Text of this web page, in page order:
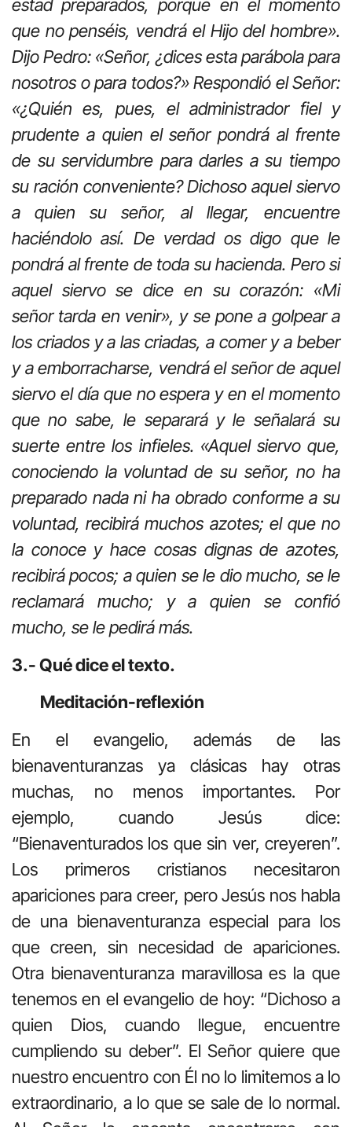
estad preparados, porque en el momento
que no penséis, vendrá el Hijo del hombre».
Dijo Pedro: «Señor, ¿dices esta parábola para
nosotros o para todos?» Respondió el Señor:
«¿Quién es, pues, el administrador fiel y
prudente a quien el señor pondrá al frente
de su servidumbre para darles a su tiempo
su ración conveniente? Dichoso aquel siervo
a quien su señor, al llegar, encuentre
haciéndolo así. De verdad os digo que le
pondrá al frente de toda su hacienda. Pero si
aquel siervo se dice en su corazón: «Mi
señor tarda en venir», y se pone a golpear a
los criados y a las criadas, a comer y a beber
y a emborracharse, vendrá el señor de aquel
siervo el día que no espera y en el momento
que no sabe, le separará y le señalará su
suerte entre los infieles. «Aquel siervo que,
conociendo la voluntad de su señor, no ha
preparado nada ni ha obrado conforme a su
voluntad, recibirá muchos azotes; el que no
la conoce y hace cosas dignas de azotes,
recibirá pocos; a quien se le dio mucho, se le
reclamará mucho; y a quien se confió
mucho, se le pedirá más.
3.- Qué dice el texto.
Meditación-reflexión
En el evangelio, además de las
bienaventuranzas ya clásicas hay otras
muchas, no menos importantes. Por
ejemplo, cuando Jesús dice:
“Bienaventurados los que sin ver, creyeren”.
Los primeros cristianos necesitaron
apariciones para creer, pero Jesús nos habla
de una bienaventuranza especial para los
que creen, sin necesidad de apariciones.
Otra bienaventuranza maravillosa es la que
tenemos en el evangelio de hoy: “Dichoso a
quien Dios, cuando llegue, encuentre
cumpliendo su deber”. El Señor quiere que
nuestro encuentro con Él no lo limitemos a lo
extraordinario, a lo que se sale de lo normal.